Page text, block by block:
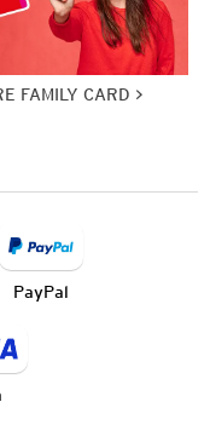
FAMILY CARD
PayPal